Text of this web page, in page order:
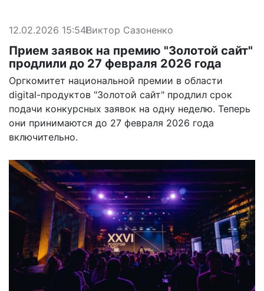
12.02.2026 15:54Виктор Сазоненко
Прием заявок на премию "Золотой сайт"
продлили до 27 февраля 2026 года
Оргкомитет национальной премии в области
digital-продуктов "Золотой сайт" продлил срок
подачи конкурсных заявок на одну неделю. Теперь
они принимаются до 27 февраля 2026 года
включительно.